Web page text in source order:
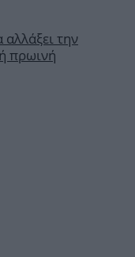
την
πρωινή